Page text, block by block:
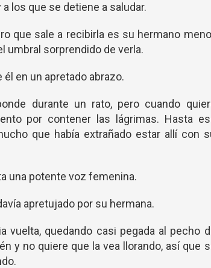
los que se detiene a saludar.
que sale a recibirla es su hermano
umbral sorprendido de verla.
en un apretado abrazo.
durante un rato, pero cuando
por contener las lágrimas. Hasta
que había extrañado estar allí con
una potente voz femenina.
apretujado por su hermana.
vuelta, quedando casi pegada al pecho
y no quiere que la vea llorando, así que